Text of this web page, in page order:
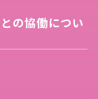
の協働につい